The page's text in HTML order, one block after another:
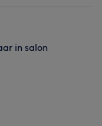
in salon